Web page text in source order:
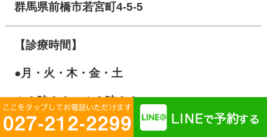
群馬県前橋市若宮町4-5-5
【診療時間】
●月・火・木・金・土
１０時００～１３時００
１５時００～２０時００